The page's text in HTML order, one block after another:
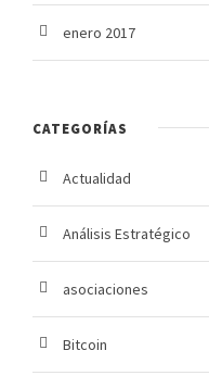
enero 2017
CATEGORÍAS
Actualidad
Análisis Estratégico
asociaciones
Bitcoin